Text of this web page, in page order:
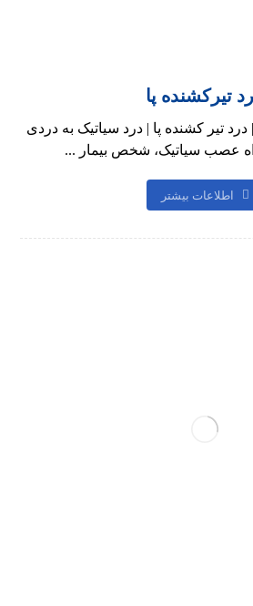
تیرکشنده پا
| درد تیر کشنده پا | درد سیاتیک به دردی
عصب سیاتیک، شخص بیمار ...
اطلاعات بیشتر